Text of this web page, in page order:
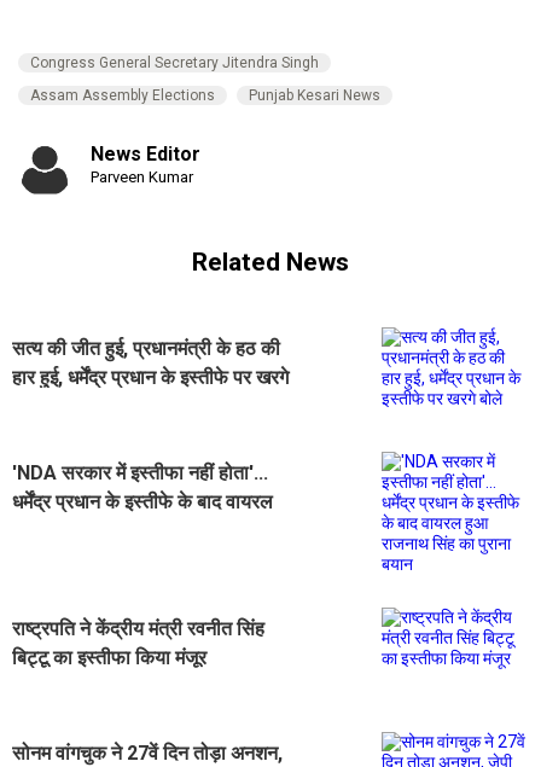
Congress General Secretary Jitendra Singh
Assam Assembly Elections
Punjab Kesari News
News Editor
Parveen Kumar
Related News
सत्य की जीत हुई, प्रधानमंत्री के हठ की
हार हुई, धर्मेंद्र प्रधान के इस्तीफे पर खरगे
'NDA सरकार में इस्तीफा नहीं होता'...
धर्मेंद्र प्रधान के इस्तीफे के बाद वायरल
राष्ट्रपति ने केंद्रीय मंत्री रवनीत सिंह
बिट्टू का इस्तीफा किया मंजूर
सोनम वांगचुक ने 27वें दिन तोड़ा अनशन,